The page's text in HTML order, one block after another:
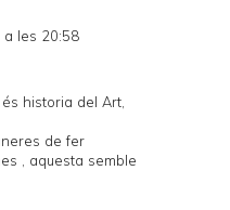
a les 20:58
historia del Art,
de fer
, aquesta semble